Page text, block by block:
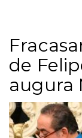
de
augura